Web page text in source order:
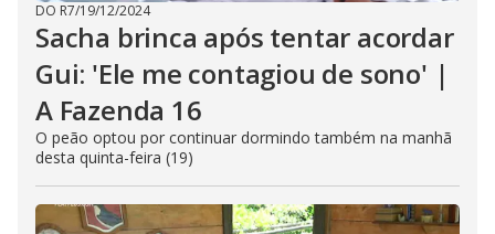
DO R7/19/12/2024
Sacha brinca após tentar acordar
Gui: 'Ele me contagiou de sono' |
A Fazenda 16
O peão optou por continuar dormindo também na manhã
desta quinta-feira (19)